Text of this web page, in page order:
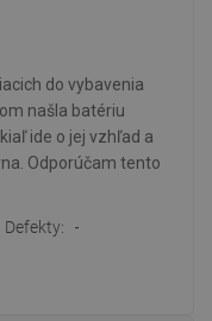
do vybavenia
našla batériu
ide o jej vzhľad a
Odporúčam tento
Defekty -